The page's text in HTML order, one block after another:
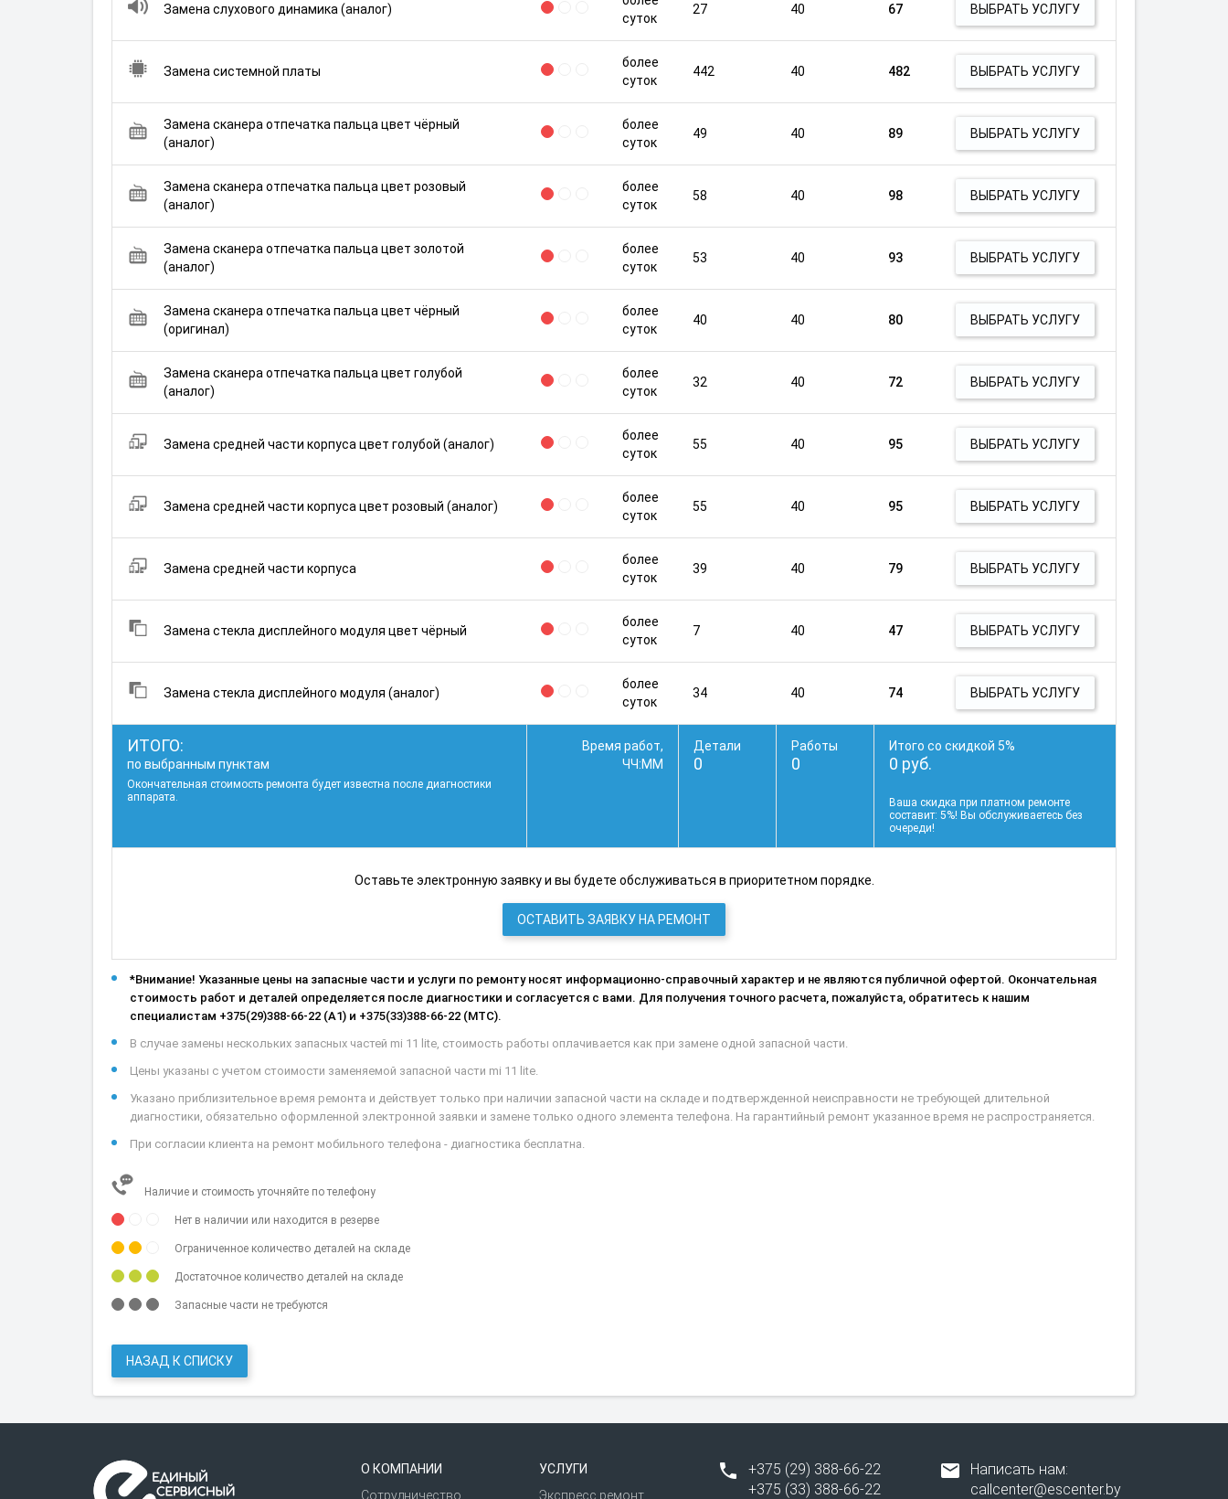
Замена слухового динамика (аналог)
суток
27 40 67 ВЫБРАТЬ УСЛУГУ
Замена системной платы
более
суток
442 40 482 ВЫБРАТЬ УСЛУГУ
Замена сканера отпечатка пальца цвет чёрный
(аналог)
более
суток
49 40 89 ВЫБРАТЬ УСЛУГУ
Замена сканера отпечатка пальца цвет розовый
(аналог)
более
суток
58 40 98 ВЫБРАТЬ УСЛУГУ
Замена сканера отпечатка пальца цвет золотой
(аналог)
более
суток
53 40 93 ВЫБРАТЬ УСЛУГУ
Замена сканера отпечатка пальца цвет чёрный
(оригинал)
более
суток
40 40 80 ВЫБРАТЬ УСЛУГУ
Замена сканера отпечатка пальца цвет голубой
(аналог)
более
суток
32 40 72 ВЫБРАТЬ УСЛУГУ
Замена средней части корпуса цвет голубой (аналог)
более
суток
55 40 95 ВЫБРАТЬ УСЛУГУ
Замена средней части корпуса цвет розовый (аналог)
более
суток
55 40 95 ВЫБРАТЬ УСЛУГУ
Замена средней части корпуса
более
суток
39 40 79 ВЫБРАТЬ УСЛУГУ
Замена стекла дисплейного модуля цвет чёрный
более
суток
7 40 47 ВЫБРАТЬ УСЛУГУ
Замена стекла дисплейного модуля (аналог)
более
суток
34 40 74 ВЫБРАТЬ УСЛУГУ
ИТОГО:
по выбранным пунктам
Окончательная стоимость ремонта будет известна после диагностики
аппарата.
Время работ,
ЧЧ:ММ
Детали
0
Работы
0
Итого со скидкой 5%
0 руб.
Ваша скидка при платном ремонте
составит: 5%! Вы обслуживаетесь без
очереди!
Оставьте электронную заявку и вы будете обслуживаться в приоритетном порядке.
ОСТАВИТЬ ЗАЯВКУ НА РЕМОНТ
*Внимание! Указанные цены на запасные части и услуги по ремонту носят информационно-справочный характер и не являются публичной офертой. Окончательная
стоимость работ и деталей определяется после диагностики и согласуется с вами. Для получения точного расчета, пожалуйста, обратитесь к нашим
специалистам +375(29)388-66-22 (А1) и +375(33)388-66-22 (МТС).
В случае замены нескольких запасных частей mi 11 lite, стоимость работы оплачивается как при замене одной запасной части.
Цены указаны с учетом стоимости заменяемой запасной части mi 11 lite.
Указано приблизительное время ремонта и действует только при наличии запасной части на складе и подтвержденной неисправности не требующей длительной
диагностики, обязательно оформленной электронной заявки и замене только одного элемента телефона. На гарантийный ремонт указанное время не распространяется.
При согласии клиента на ремонт мобильного телефона - диагностика бесплатна.
Наличие и стоимость уточняйте по телефону
Нет в наличии или находится в резерве
Ограниченное количество деталей на складе
Достаточное количество деталей на складе
Запасные части не требуются
НАЗАД К СПИСКУ
О КОМПАНИИ
Сотрудничество
УСЛУГИ
Экспресс ремонт
+375 (29) 388-66-22
+375 (33) 388-66-22
Написать нам:
callcenter@escenter.by